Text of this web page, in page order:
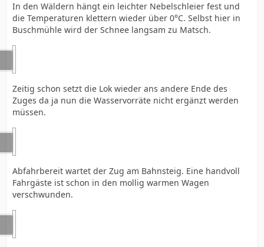
In den Wäldern hängt ein leichter Nebelschleier fest und
die Temperaturen klettern wieder über 0°C. Selbst hier in
Buschmühle wird der Schnee langsam zu Matsch.
Zeitig schon setzt die Lok wieder ans andere Ende des
Zuges da ja nun die Wasservorräte nicht ergänzt werden
müssen.
Abfahrbereit wartet der Zug am Bahnsteig. Eine handvoll
Fahrgäste ist schon in den mollig warmen Wagen
verschwunden.